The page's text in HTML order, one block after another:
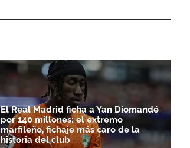
El Real Madrid ficha a Yan Diomandé
por 140 millones: el extremo
marfileño, fichaje más caro de la
historia del club